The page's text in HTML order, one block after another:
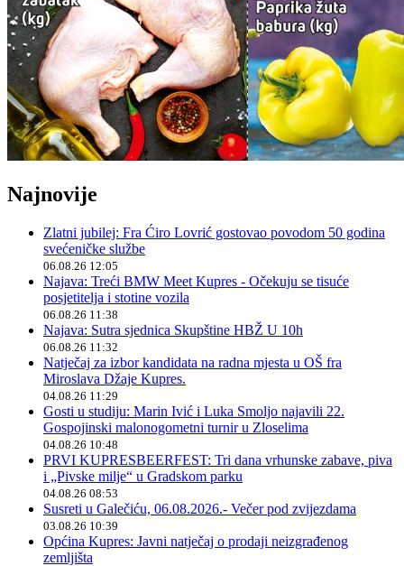
Najnovije
Zlatni jubilej: Fra Ćiro Lovrić gostovao povodom 50 godina
svećeničke službe
06.08.26 12:05
Najava: Treći BMW Meet Kupres - Očekuju se tisuće
posjetitelja i stotine vozila
06.08.26 11:38
Najava: Sutra sjednica Skupštine HBŽ U 10h
06.08.26 11:32
Natječaj za izbor kandidata na radna mjesta u OŠ fra
Miroslava Džaje Kupres.
04.08.26 11:29
Gosti u studiju: Marin Ivić i Luka Smoljo najavili 22.
Gospojinski malonogometni turnir u Zloselima
04.08.26 10:48
PRVI KUPRESBEERFEST: Tri dana vrhunske zabave, piva
i „Pivske milje“ u Gradskom parku
04.08.26 08:53
Susreti u Galečiću, 06.08.2026.- Večer pod zvijezdama
03.08.26 10:39
Općina Kupres: Javni natječaj o prodaji neizgrađenog
zemljišta